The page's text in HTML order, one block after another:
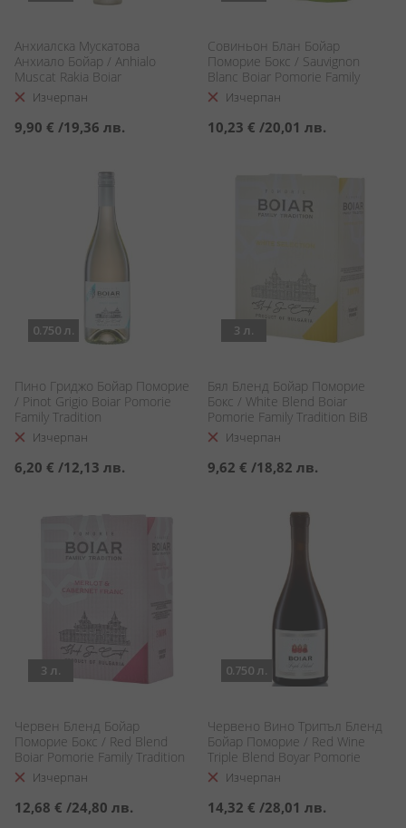
Анхиалска Мускатова
Анхиало Бойар / Anhialo
Muscat Rakia Boiar
Изчерпан
9,90 € /19,36 лв.
Совиньон Блан Бойар
Поморие Бокс / Sauvignon
Blanc Boiar Pomorie Family
Tradition BiB
Изчерпан
10,23 € /20,01 лв.
0.750 л.
Пино Гриджо Бойар Поморие
/ Pinot Grigio Boiar Pomorie
Family Tradition
Изчерпан
6,20 € /12,13 лв.
3 л.
Бял Бленд Бойар Поморие
Бокс / White Blend Boiar
Pomorie Family Tradition BiB
Изчерпан
9,62 € /18,82 лв.
3 л.
Червен Бленд Бойар
Поморие Бокс / Red Blend
Boiar Pomorie Family Tradition
BiB Изчерпан
12,68 € /24,80 лв.
0.750 л.
Червено Вино Трипъл Бленд
Бойар Поморие / Red Wine
Triple Blend Boyar Pomorie
Изчерпан
14,32 € /28,01 лв.